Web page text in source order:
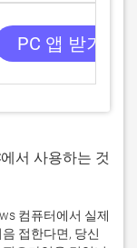
PC 앱 받기
서 사용하는 것
컴퓨터에서 실제
접한다면, 당신